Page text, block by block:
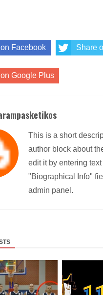
Facebook Share
Google Plus
This is a short
author block about
edit it by entering
"Biographical Info"
admin panel.